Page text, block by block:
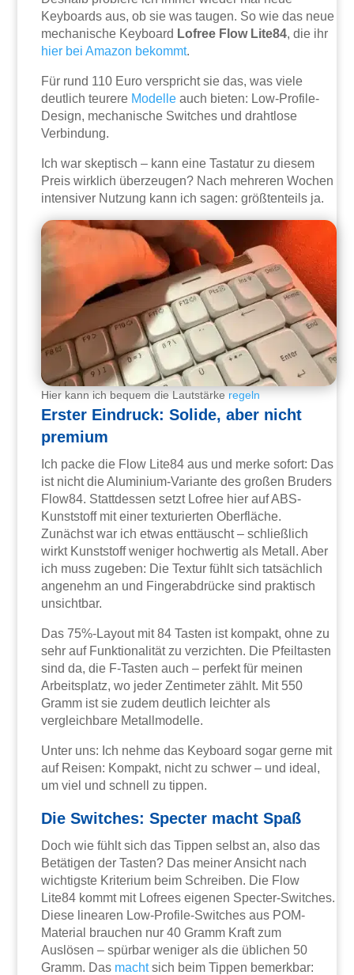
Keyboards aus, ob sie was taugen. So wie das neue
mechanische Keyboard Lofree Flow Lite84, die ihr
hier bei Amazon bekommt.
Für rund 110 Euro verspricht sie das, was viele
deutlich teurere Modelle auch bieten: Low-Profile-
Design, mechanische Switches und drahtlose
Verbindung.
Ich war skeptisch – kann eine Tastatur zu diesem
Preis wirklich überzeugen? Nach mehreren Wochen
intensiver Nutzung kann ich sagen: größtenteils ja.
Hier kann ich bequem die Lautstärkeregeln
Erster Eindruck: Solide, aber nicht
premium
Ich packe die Flow Lite84 aus und merke sofort: Das
ist nicht die Aluminium-Variante des großen Bruders
Flow84. Stattdessen setzt Lofree hier auf ABS-
Kunststoff mit einer texturierten Oberfläche.
Zunächst war ich etwas enttäuscht – schließlich
wirkt Kunststoff weniger hochwertig als Metall. Aber
ich muss zugeben: Die Textur fühlt sich tatsächlich
angenehm an und Fingerabdrücke sind praktisch
unsichtbar.
Das 75%-Layout mit 84 Tasten ist kompakt, ohne zu
sehr auf Funktionalität zu verzichten. Die Pfeiltasten
sind da, die F-Tasten auch – perfekt für meinen
Arbeitsplatz, wo jeder Zentimeter zählt. Mit 550
Gramm ist sie zudem deutlich leichter als
vergleichbare Metallmodelle.
Unter uns: Ich nehme das Keyboard sogar gerne mit
auf Reisen: Kompakt, nicht zu schwer – und ideal,
um viel und schnell zu tippen.
Die Switches: Specter macht Spaß
Doch wie fühlt sich das Tippen selbst an, also das
Betätigen der Tasten? Das meiner Ansicht nach
wichtigste Kriterium beim Schreiben. Die Flow
Lite84 kommt mit Lofrees eigenen Specter-Switches.
Diese linearen Low-Profile-Switches aus POM-
Material brauchen nur 40 Gramm Kraft zum
Auslösen – spürbar weniger als die üblichen 50
Gramm. Das machtsich beim Tippen bemerkbar: